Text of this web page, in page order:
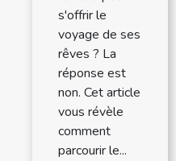
s'offrir le
voyage de ses
rêves ? La
réponse est
non. Cet article
vous révèle
comment
parcourir le...